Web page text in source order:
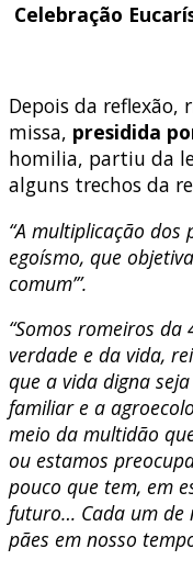
Celebração
Depois da
missa, presidida
homilia, partiu da
alguns trechos da
“A multiplicação
egoísmo, que
comum’”.
“Somos romeiros
verdade e da vida,
que a vida digna
familiar e a
meio da multidão
ou estamos
pouco que tem, em
futuro… Cada um de
pães em nosso